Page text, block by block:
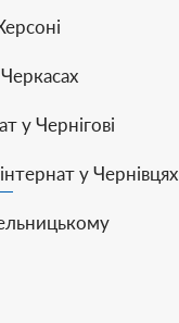
у Чернігові
у Чернівцях